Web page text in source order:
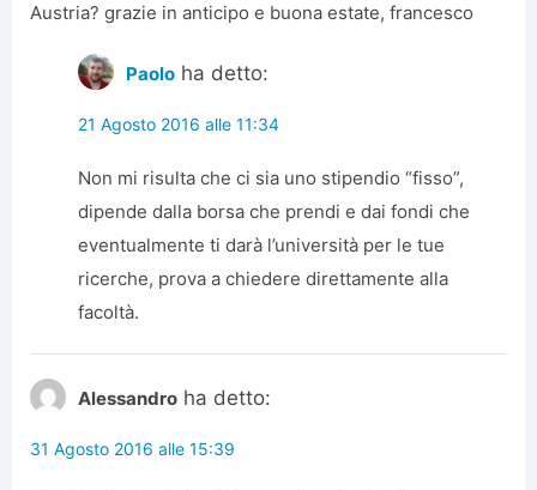
Austria? grazie in anticipo e buona estate, francesco
Paolo ha detto:
21 Agosto 2016 alle 11:34
Non mi risulta che ci sia uno stipendio “fisso”,
dipende dalla borsa che prendi e dai fondi che
eventualmente ti darà l’università per le tue
ricerche, prova a chiedere direttamente alla
facoltà.
Alessandro ha detto:
31 Agosto 2016 alle 15:39